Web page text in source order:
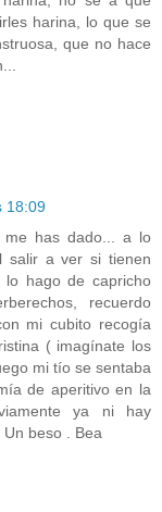
harina, lo que se
que no hace
18:09
me has dado... a lo
salir a ver si tienen
hago de capricho
recuerdo
mi cubito recogía
( imagínate los
mi tío se sentaba
de aperitivo en la
ya ni hay
beso . Bea